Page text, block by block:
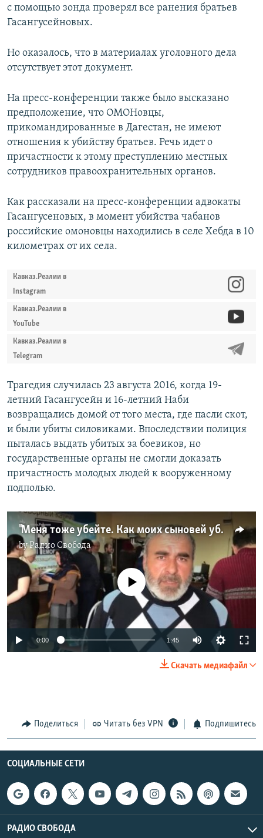
с помощью зонда проверял все ранения братьев
Гасангусейновых.
Но оказалось, что в материалах уголовного дела
отсутствует этот документ.
На пресс-конференции также было высказано
предположение, что ОМОНовцы,
прикомандированные в Дагестан, не имеют
отношения к убийству братьев. Речь идет о
причастности к этому преступлению местных
сотрудников правоохранительных органов.
Как рассказали на пресс-конференции адвокаты
Гасангусеновых, в момент убийства чабанов
российские омоновцы находились в селе Хебда в 10
километрах от их села.
Кавказ.Реалии в
Instagram
Кавказ.Реалии в
YouTube
Кавказ.Реалии в
Telegram
Трагедия случилась 23 августа 2016, когда 19-
летний Гасангусейн и 16-летний Наби
возвращались домой от того места, где пасли скот,
и были убиты силовиками. Впоследствии полиция
пыталась выдать убитых за боевиков, но
государственные органы не смогли доказать
причастность молодых людей к вооруженному
подполью.
"Меня тоже убейте. Как моих сыновей убили"
byРадио Свобода
No media source currently available
0:00 1:45
Скачать медиафайл
Поделиться Читать без VPN Подпишитесь
СОЦИАЛЬНЫЕ СЕТИ
РАДИО СВОБОДА